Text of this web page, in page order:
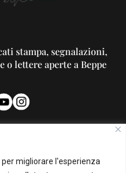
migliorare l'esperienza
stampa, segnalazioni,
lettere aperte a Beppe
PUBBLICITA'
pubblicità su questo Blog:
pubblicita@beppegrillo.it